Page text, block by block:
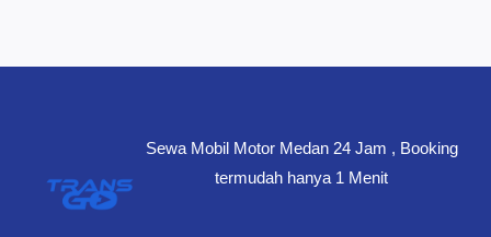
Sewa Mobil Motor Medan 24 Jam , Booking
termudah hanya 1 Menit